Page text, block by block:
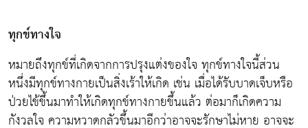
ทุกข์ทางใจ
หมายถึงทุกข์ที่เกิดจากการปรุงแต่งของใจ ทุกข์ทางใจนี้ส่วน
หนึ่งมีทุกข์ทางกายเป็นสิ่งเร้าให้เกิด เช่น เมื่อได้รับบาดเจ็บหรือ
ป่วยไข้ขึ้นมาทำให้เกิดทุกข์ทางกายขึ้นแล้ว ต่อมาก็เกิดความ
กังวลใจ ความหวาดกลัวขึ้นมาอีกว่าอาจจะรักษาไม่หาย อาจจะ